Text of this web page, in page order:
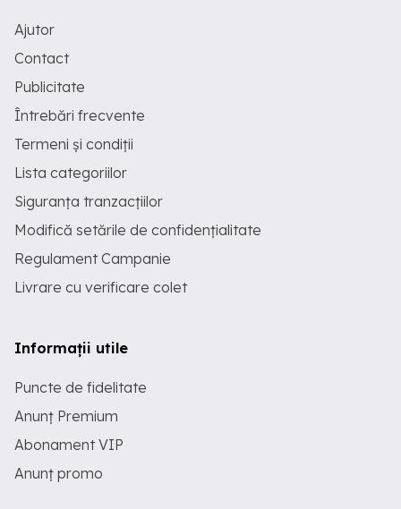
Ajutor
Contact
Publicitate
Întrebări frecvente
Termeni și condiții
Lista categoriilor
Siguranța tranzacțiilor
Modifică setările de confidențialitate
Regulament Campanie
Livrare cu verificare colet
Informații utile
Puncte de fidelitate
Anunț Premium
Abonament VIP
Anunț promo